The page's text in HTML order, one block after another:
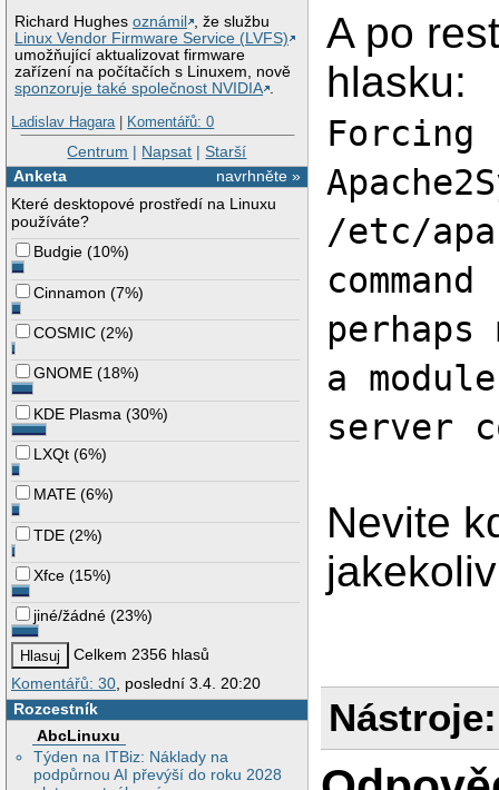
Richard Hughesoznámil
, že službu
Linux Vendor Firmware Service (LVFS)
umožňující aktualizovat firmware
zařízení na počítačích s Linuxem, nově
sponzoruje také společnost NVIDIA .
Ladislav Hagara| Komentářů: 0
Centrum | Napsat |Starší
navrhněte »
Anketa
Které desktopové prostředí na Linuxu
používáte?
Budgie (10%)
Cinnamon (7%)
COSMIC (2%)
GNOME (18%)
KDE Plasma (30%)
LXQt (6%)
MATE (6%)
TDE (2%)
Xfce (15%)
jiné/žádné (23%)
Celkem 2356 hlasů
Komentářů: 30 , poslední 3.4. 20:20
Rozcestník
AbcLinuxu
Týden na ITBiz: Náklady na
podpůrnou AI převýší do roku 2028
A po
hlasku:
Forcing
/etc/
a
server
Nevite
Nástroje: